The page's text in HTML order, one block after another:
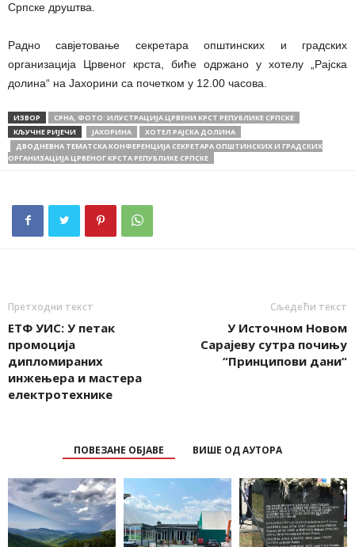
Српске друштва.
Радно савјетовање секретара општинских и градских
организација Црвеног крста, биће одржано у хотелу „Рајска
долина“ на Јахорини са почетком у 12.00 часова.
ИЗВОР
СРНА, ФОТО: ИЛУСТРАЦИЈА ЦРВЕНИ КРСТ РЕПУБЛИКЕ СРПСКЕ
КЉУЧНЕ РИЈЕЧИ
ЈАХОРИНА
ХОТЕЛ РАЈСКА ДОЛИНА
ДВОДНЕВНА ТЕМАТСКА КОНФЕРЕНЦИЈА СЕКРЕТАРА ОПШТИНСКИХ И ГРАДСКИХ
ОРГАНИЗАЦИЈА ЦРВЕНОГ КРСТА РЕПУБЛИКЕ СРПСКЕ
Претходни текст
ЕТФ УИС: У петак
промоција
дипломираних
инжењера и мастера
електротехнике
Сљедећи текст
У Источном Новом
Сарајеву сутра почињу
“Принципови дани“
ПОВЕЗАНЕ ОБЈАВЕ ВИШЕ ОД АУТОРА